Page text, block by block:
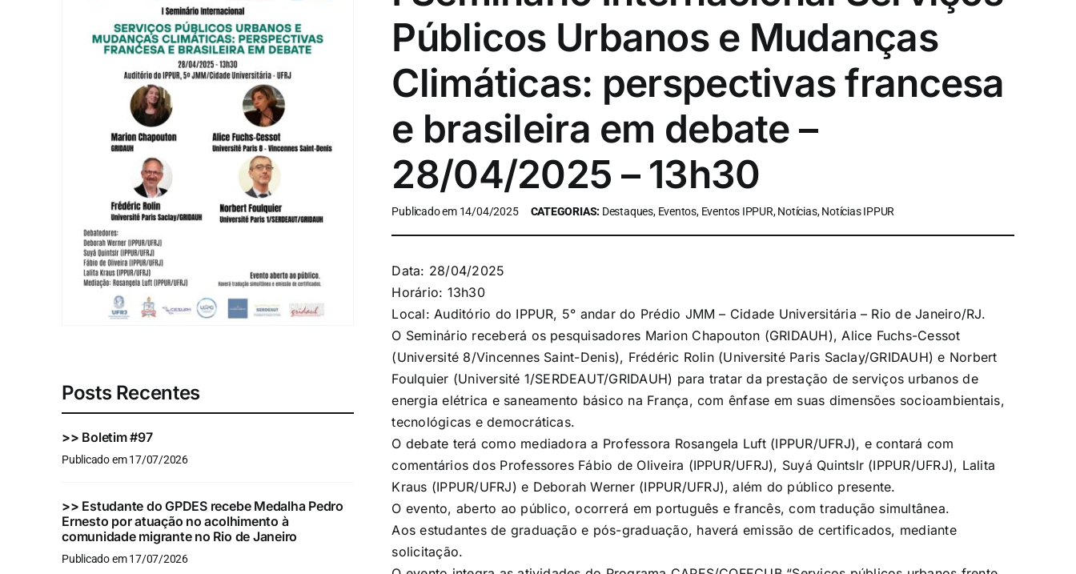
Posts Recentes
>> Boletim #97
Publicado em 17/07/2026
>> Estudante do GPDES recebe Medalha Pedro
Ernesto por atuação no acolhimento à
comunidade migrante no Rio de Janeiro
Publicado em 17/07/2026
Públicos Urbanos e Mudanças
Climáticas: perspectivas francesa
e brasileira em debate –
28/04/2025 – 13h30
Publicado em 14/04/2025 CATEGORIAS: Destaques, Eventos, Eventos IPPUR, Notícias, Notícias IPPUR
Data: 28/04/2025
Horário: 13h30
Local: Auditório do IPPUR, 5° andar do Prédio JMM – Cidade Universitária – Rio de Janeiro/RJ.
O Seminário receberá os pesquisadores Marion Chapouton (GRIDAUH), Alice Fuchs-Cessot
(Université 8/Vincennes Saint-Denis), Frédéric Rolin (Université Paris Saclay/GRIDAUH) e Norbert
Foulquier (Université 1/SERDEAUT/GRIDAUH) para tratar da prestação de serviços urbanos de
energia elétrica e saneamento básico na França, com ênfase em suas dimensões socioambientais,
tecnológicas e democráticas.
O debate terá como mediadora a Professora Rosangela Luft (IPPUR/UFRJ), e contará com
comentários dos Professores Fábio de Oliveira (IPPUR/UFRJ), Suyá Quintslr (IPPUR/UFRJ), Lalita
Kraus (IPPUR/UFRJ) e Deborah Werner (IPPUR/UFRJ), além do público presente.
O evento, aberto ao público, ocorrerá em português e francês, com tradução simultânea.
Aos estudantes de graduação e pós-graduação, haverá emissão de certificados, mediante
solicitação.